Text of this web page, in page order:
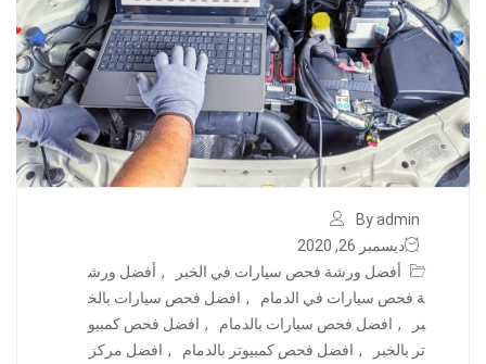
By admin
ديسمبر 26, 2020
أفضل ورشة فحص سيارات في الخبر
, أفضل ورش
ة فحص سيارات في الدمام
, افضل فحص سيارات بالخ
بر
, افضل فحص سيارات بالدمام , افضل فحص كمبيو
تر بالخبر
, افضل فحص كمبيوتر بالدمام , افضل مركز